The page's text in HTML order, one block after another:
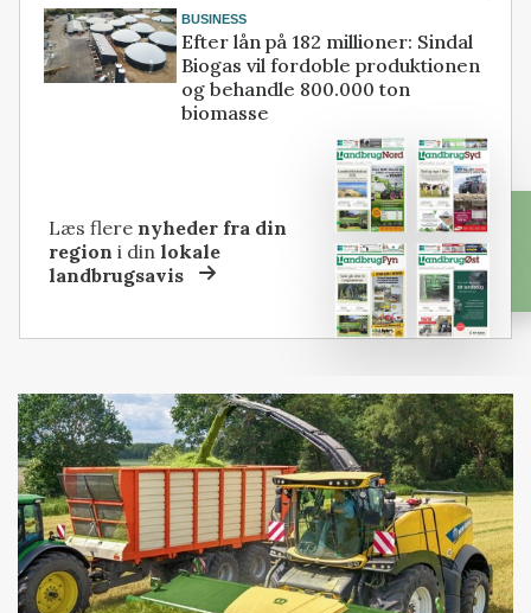
BUSINESS
Efter lån på 182 millioner: Sindal
Biogas vil fordoble produktionen
og behandle 800.000 ton
biomasse
Læs flere nyheder fra din
region i dinlokale
landbrugsavis